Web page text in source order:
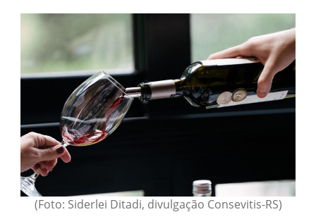
(Foto: Siderlei Ditadi, divulgação Consevitis-RS)